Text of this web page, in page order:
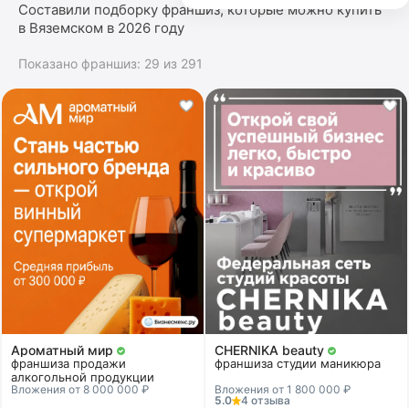
Составили подборку франшиз, которые можно купить
в Вяземском в 2026 году
Показано франшиз: 29 из 291
Ароматный мир
франшиза продажи
алкогольной продукции
Вложения от 8 000 000 ₽
CHERNIKA beauty
франшиза студии маникюра
Вложения от 1 800 000 ₽
5.0
4 отзыва